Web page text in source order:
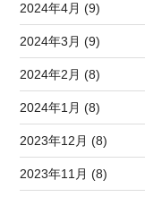
2024年4月 (9)
2024年3月 (9)
2024年2月 (8)
2024年1月 (8)
2023年12月 (8)
2023年11月 (8)